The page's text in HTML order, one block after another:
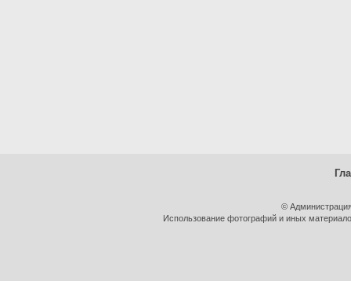
©
Использование фотографий и иных